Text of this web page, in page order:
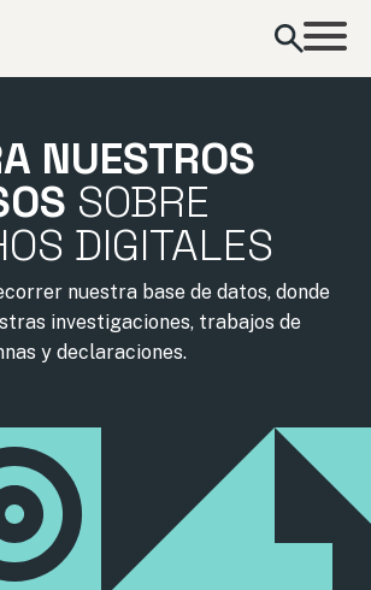
NUESTROS
SOBRE
DIGITALES
nuestra base de datos, donde
investigaciones, trabajos de
y declaraciones.